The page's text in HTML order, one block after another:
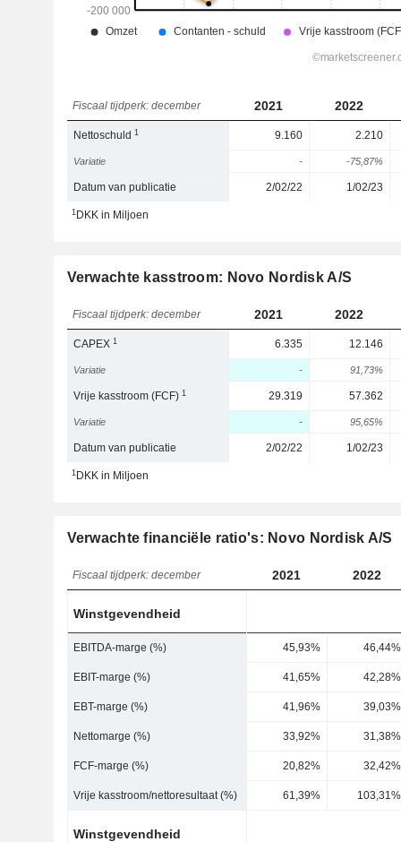
Fiscaal tijdperk: december 2021 2022
Nettoschuld1 9.160 2.210
Variatie - -75,87%
Datum van publicatie 2/02/22 1/02/23
1DKK in Miljoen
Verwachte kasstroom: Novo Nordisk A/S
Fiscaal tijdperk: december 2021 2022
CAPEX1 6.335 12.146
Variatie - 91,73%
Vrije kasstroom (FCF)1 29.319 57.362
Variatie - 95,65%
Datum van publicatie 2/02/22 1/02/23
1DKK in Miljoen
Verwachte financiële ratio's: Novo Nordisk A/S
Fiscaal tijdperk: december 2021 2022
Winstgevendheid
EBITDA-marge (%) 45,93% 46,44%
EBIT-marge (%) 41,65% 42,28%
EBT-marge (%) 41,96% 39,03%
Nettomarge (%) 33,92% 31,38%
FCF-marge (%) 20,82% 32,42%
Vrije kasstroom/nettoresultaat (%) 61,39% 103,31%
Winstgevendheid